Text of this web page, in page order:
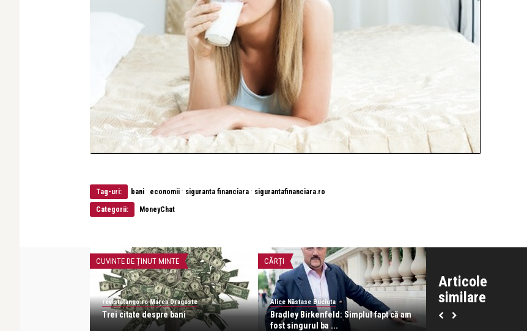
Tag-uri: bani · economii · siguranta financiara · sigurantafinanciara.ro
Categorii: MoneyChat
Articole
similare
CUVINTE DE ȚINUT MINTE
revistatango.ro Marea Dragoste
Trei citate despre bani
CĂRȚI
Alice Năstase Buciuta
Bradley Birkenfeld: Simplul fapt că am
fost singurul ba ...
Alice Năstase Buciuta
Ce-ai face dacă…?